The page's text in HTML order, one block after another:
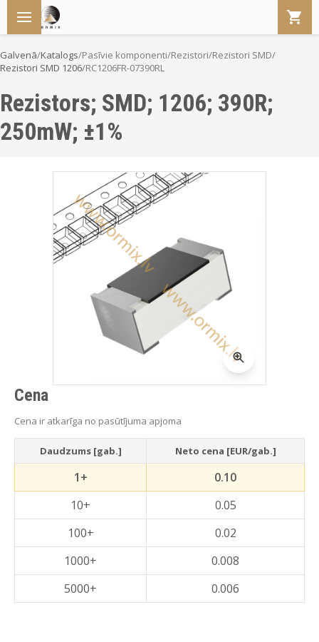
Galvenā/Katalogs/Pasīvie komponenti/Rezistori/Rezistori SMD/
Rezistori SMD 1206/RC1206FR-07390RL
Rezistors; SMD; 1206; 390R;
250mW; ±1%
Cena
Cena ir atkarīga no pasūtījuma apjoma
Daudzums [gab.] Neto cena [EUR/gab.]
1+
0.10
10+
0.05
100+
0.02
1000+
0.008
5000+
0.006